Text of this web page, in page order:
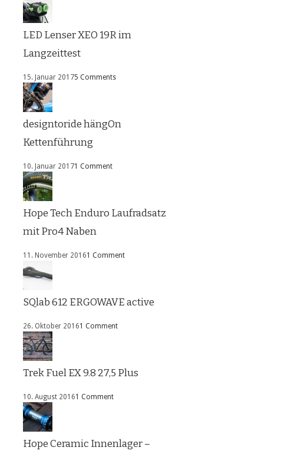
LED Lenser XEO 19R im
Langzeittest
15. Januar 20175 Comments
designtoride hängOn
Kettenführung
10. Januar 20171 Comment
Hope Tech Enduro Laufradsatz
mit Pro4 Naben
11. November 20161 Comment
SQlab 612 ERGOWAVE active
26. Oktober 20161 Comment
Trek Fuel EX 9.8 27,5 Plus
10. August 20161 Comment
Hope Ceramic Innenlager –